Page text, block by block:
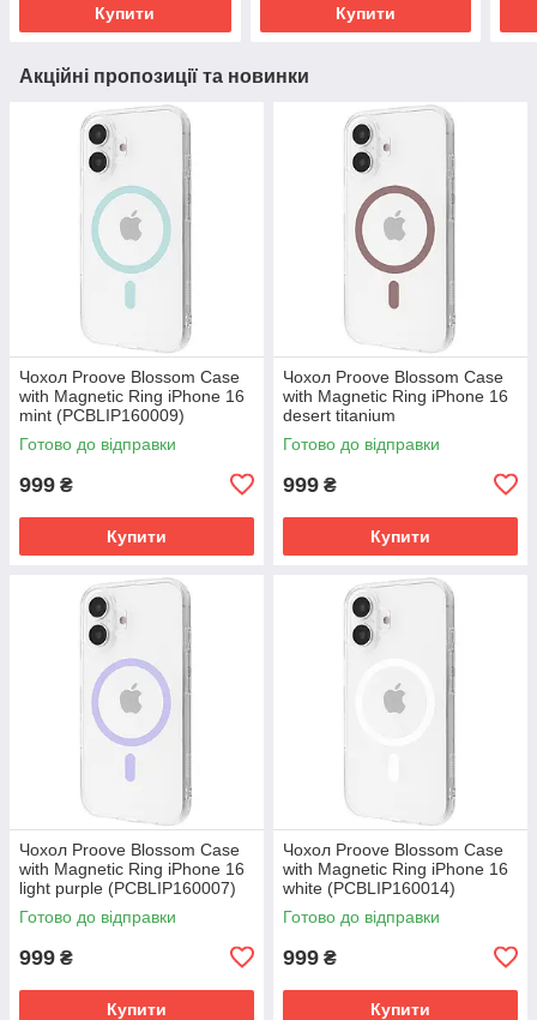
Купити Купити
Акційні пропозиції та новинки
Чохол Proove Blossom Case
with Magnetic Ring iPhone 16
mint (PCBLIP160009)
Готово до відправки
999 ₴
Купити
Чохол Proove Blossom Case
with Magnetic Ring iPhone 16
desert titanium
(PCBLIP160033)
Готово до відправки
999 ₴
Купити
Чохол Proove Blossom Case
with Magnetic Ring iPhone 16
light purple (PCBLIP160007)
Готово до відправки
999 ₴
Купити
Чохол Proove Blossom Case
with Magnetic Ring iPhone 16
white (PCBLIP160014)
Готово до відправки
999 ₴
Купити